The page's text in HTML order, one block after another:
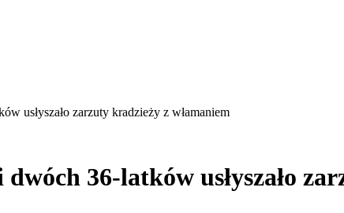
usłyszało zarzuty kradzieży z włamaniem
36-latków usłyszało